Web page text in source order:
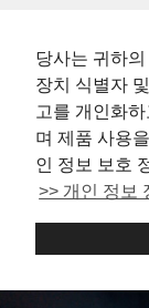
당사는 귀하
장치 식별자
고를 개인화
며 제품 사용
인 정보 보호
>> 개인 정보